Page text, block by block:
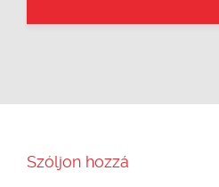
Szóljon hozzá